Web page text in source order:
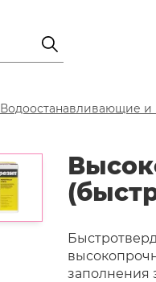
Водоостанавливающие
заполнения